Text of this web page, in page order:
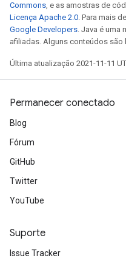
Commons, e as amostras de
Licença Apache 2.0. Para mais
Google Developers. Java é uma
afiliadas. Alguns conteúdos são
Última atualização 2021-11-11
Permanecer conectado
Blog
Fórum
GitHub
Twitter
YouTube
Suporte
Issue Tracker